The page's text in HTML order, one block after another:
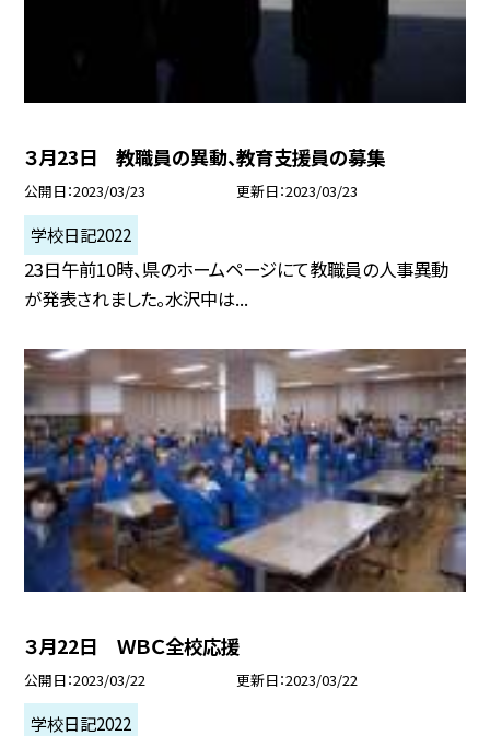
３月23日 教職員の異動、教育支援員の募集
公開日 2023/03/23 更新日 2023/03/23
学校日記2022
23日午前10時、県のホームページにて教職員の人事異動
が発表されました。水沢中は...
３月22日 ＷＢＣ全校応援
公開日 2023/03/22 更新日 2023/03/22
学校日記2022